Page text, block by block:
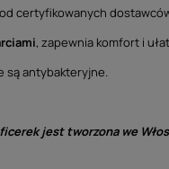
certyfikowanych
, zapewnia komfort i
są antybakteryjne.
jest tworzona we